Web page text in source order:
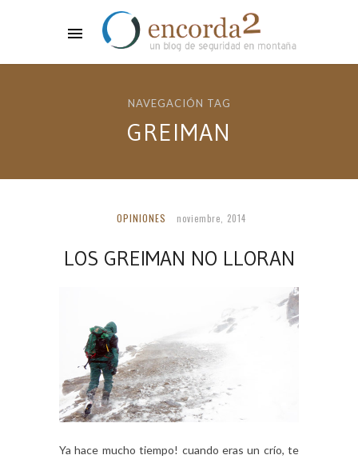
NAVEGACIÓN TAG
GREIMAN
OPINIONES noviembre, 2014
LOS GREIMAN NO LLORAN
Ya hace mucho tiempo! cuando eras un crío, te